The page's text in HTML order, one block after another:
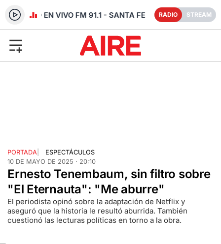
RADIO EN VIVO FM 91.1 - SANTA FE RADIO STREAM
PORTADA
ESPECTÁCULOS
10 DE MAYO DE 2025 · 20:10
Ernesto Tenembaum, sin filtro sobre
"El Eternauta": "Me aburre"
El periodista opinó sobre la adaptación de Netflix y
aseguró que la historia le resultó aburrida. También
cuestionó las lecturas políticas en torno a la obra.